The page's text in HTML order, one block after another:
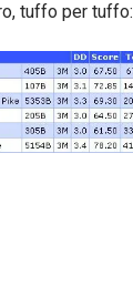
tuffo per tuffo: